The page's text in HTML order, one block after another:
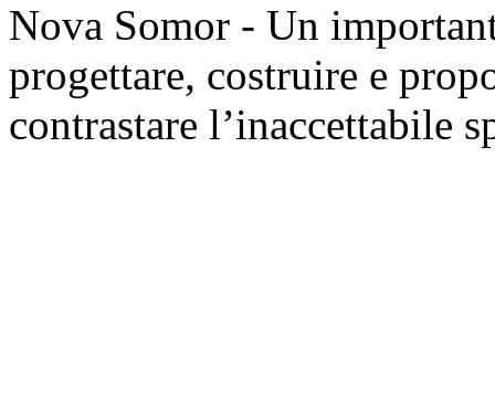
Nova Somor - Un
progettare, costruire e
contrastare l’inaccettabile